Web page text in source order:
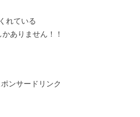
れている
ありません！！
ポンサードリンク